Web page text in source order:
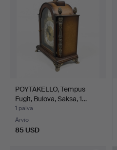
PÖYTÄKELLO, Tempus
Fugit, Bulova, Saksa, 1…
1 päivä
Arvio
85 USD